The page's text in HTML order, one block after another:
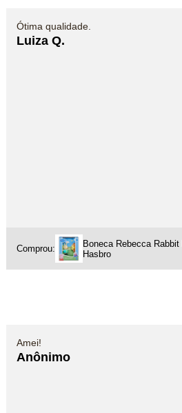
Ótima qualidade.
Luiza Q.
Comprou:
Boneca Rebecca
Hasbro
Amei!
Anônimo